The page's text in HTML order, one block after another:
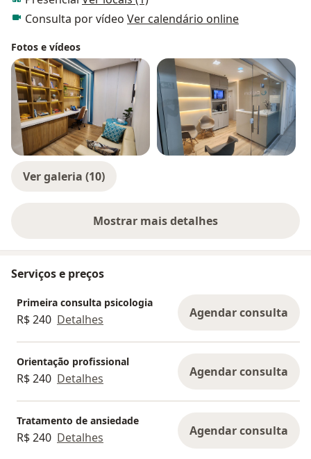
transformar possibilidades em conquistas.
Consulta por vídeo Ver calendário online
Fotos e vídeos
Ver galeria (10)
Mostrar mais detalhes
sobre a experiência
Serviços e preços
Primeira consulta psicologia
R$ 240 Detalhes Agendar consulta
Orientação profissional
R$ 240 Detalhes Agendar consulta
Tratamento de ansiedade
R$ 240 Detalhes Agendar consulta